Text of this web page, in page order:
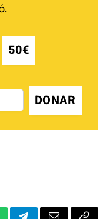
50€
DONAR